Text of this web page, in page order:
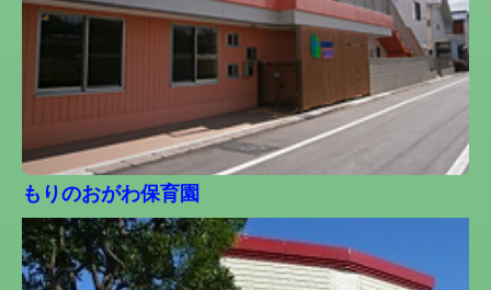
もりのおがわ保育園